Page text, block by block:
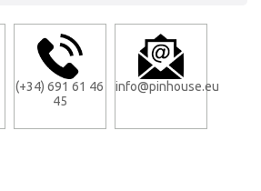
(+34) 691 61 46
45
info@pinhouse.eu